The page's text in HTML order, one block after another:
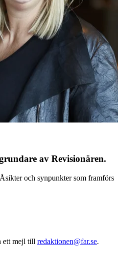
av Revisionären.
och synpunkter som framförs
ett mejl till redaktionen@far.se.